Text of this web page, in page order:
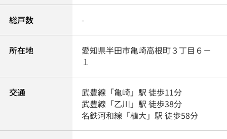
総戸数 -
所在地 愛知県半田市亀崎高根町３丁目６－
１
交通 武豊線 「亀崎」駅 徒歩11分
武豊線 「乙川 」駅 徒歩38分
名鉄河和線 「植大 」駅 徒歩58分